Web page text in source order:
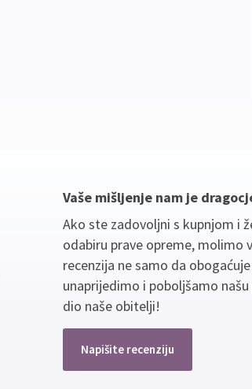
Vaše mišljenje nam je
Ako ste zadovoljni s kupnjom i
odabiru prave opreme, molimo
recenzija ne samo da
unaprijedimo i poboljšamo
dio naše obitelji!
Napišite recenziju